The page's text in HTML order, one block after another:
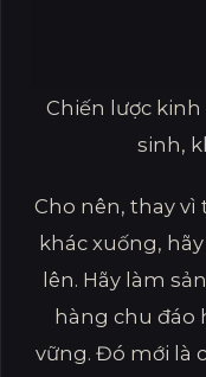
Chiến lược
sinh,
Cho nên, thay
khác xuống,
lên. Hãy làm
hàng chu đáo
vững. Đó mới là